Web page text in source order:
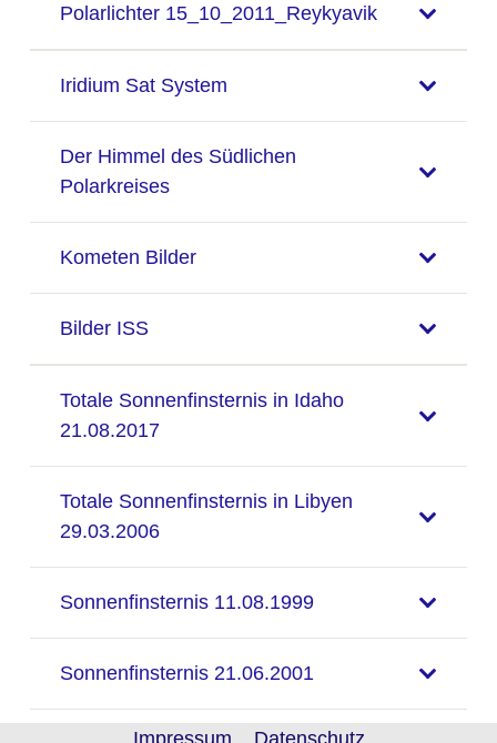
Polarlichter 15_10_2011_Reykyavik
Iridium Sat System
Der Himmel des Südlichen
Polarkreises
Kometen Bilder
Bilder ISS
Totale Sonnenfinsternis in Idaho
21.08.2017
Totale Sonnenfinsternis in Libyen
29.03.2006
Sonnenfinsternis 11.08.1999
Sonnenfinsternis 21.06.2001
Impressum Datenschutz